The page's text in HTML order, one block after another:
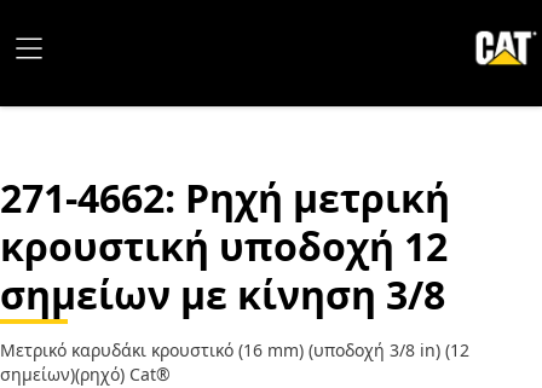
271-4662: Ρηχή μετρική
κρουστική υποδοχή 12
σημείων με κίνηση 3/8
Μετρικό καρυδάκι κρουστικό (16 mm) (υποδοχή 3/8 in) (12
σημείων)(ρηχό) Cat®